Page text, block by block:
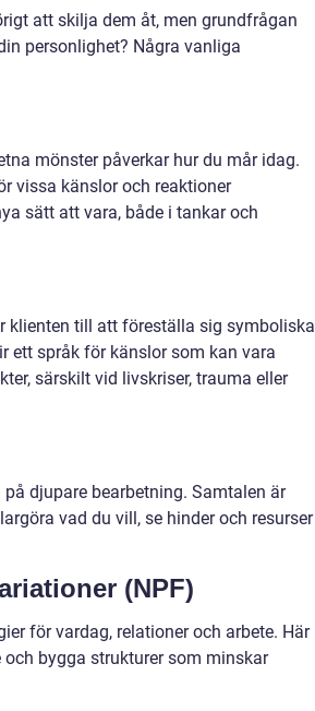
att skilja dem åt, men grundfrågan
personlighet? Några vanliga
mönster påverkar hur du mår idag.
vissa känslor och reaktioner
sätt att vara, både i tankar och
klienten till att föreställa sig symboliska
ett språk för känslor som kan vara
särskilt vid livskriser, trauma eller
djupare bearbetning. Samtalen är
vad du vill, se hinder och resurser
(NPF)
för vardag, relationer och arbete. Här
bygga strukturer som minskar